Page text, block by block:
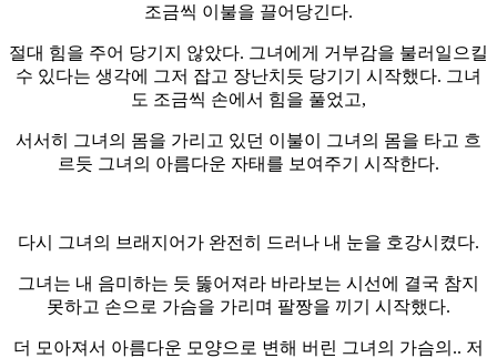
조금씩 이불을 끌어당긴다.
절대 힘을 주어 당기지 않았다. 그녀에게 거부감을 불러일으킬
수 있다는 생각에 그저 잡고 장난치듯 당기기 시작했다. 그녀
도 조금씩 손에서 힘을 풀었고,
서서히 그녀의 몸을 가리고 있던 이불이 그녀의 몸을 타고 흐
르듯 그녀의 아름다운 자태를 보여주기 시작한다.
다시 그녀의 브래지어가 완전히 드러나 내 눈을 호강시켰다.
그녀는 내 음미하는 듯 뚫어져라 바라보는 시선에 결국 참지
못하고 손으로 가슴을 가리며 팔짱을 끼기 시작했다.
더 모아져서 아름다운 모양으로 변해 버린 그녀의 가슴의.. 저